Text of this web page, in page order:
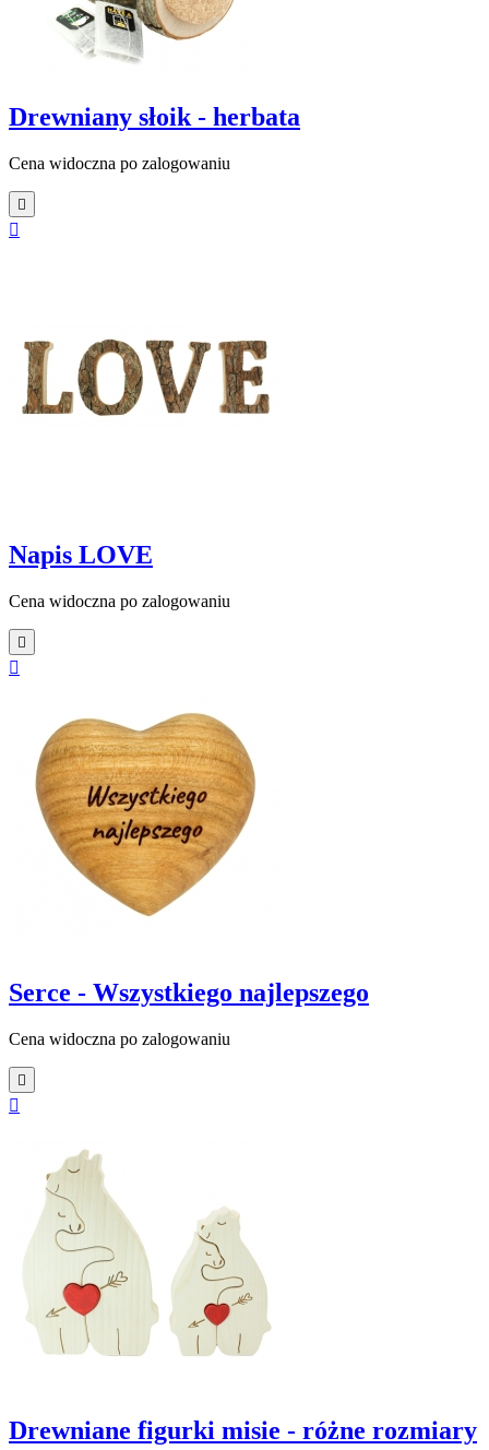
Drewniany słoik - herbata
Cena widoczna po zalogowaniu


Napis LOVE
Cena widoczna po zalogowaniu


Serce - Wszystkiego najlepszego
Cena widoczna po zalogowaniu


Drewniane figurki misie - różne rozmiary